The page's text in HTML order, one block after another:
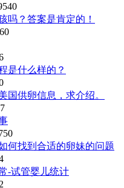
吗？答案是肯定的！
是什么样的？
国供卵信息，求介绍。
何找到合适的卵妹的问题
-试管婴儿统计